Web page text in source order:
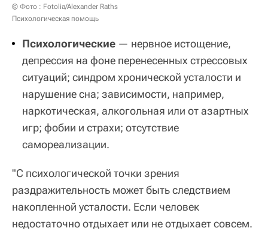
© Фото : Fotolia/Alexander Raths
Психологическая помощь
Психологические — нервное истощение,
депрессия на фоне перенесенных стрессовых
ситуаций; синдром хронической усталости и
нарушение сна; зависимости, например,
наркотическая, алкогольная или от азартных
игр; фобии и страхи; отсутствие
самореализации.
"С психологической точки зрения
раздражительность может быть следствием
накопленной усталости. Если человек
недостаточно отдыхает или не отдыхает совсем.